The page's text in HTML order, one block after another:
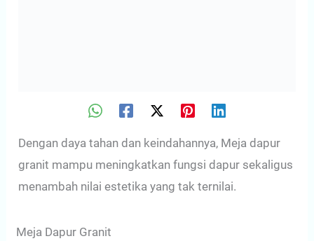
Dengan daya tahan dan keindahannya, Meja dapur
granit mampu meningkatkan fungsi dapur sekaligus
menambah nilai estetika yang tak ternilai.
Meja Dapur Granit